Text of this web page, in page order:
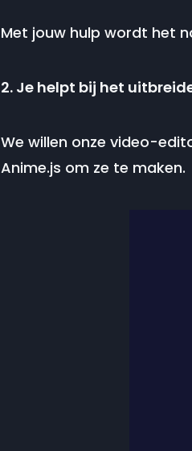
Met jouw hulp wordt het
2. Je helpt bij het
We willen onze video-
Anime.js om ze te maken.